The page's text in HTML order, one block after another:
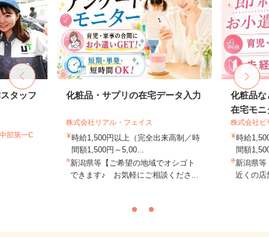
タッフ
部第一C
化粧品・サプリの在宅データ入力
株式会社リアル・フェイス
時給1,500円以上（完全出来高制／時
間額1,500円～5,00...
新潟県等【ご希望の地域でオシゴト
できます♪ お気軽にご相談くださ...
化粧品な
在宅モニ
株式会社ビ
時給
間額
新潟県
近くの店